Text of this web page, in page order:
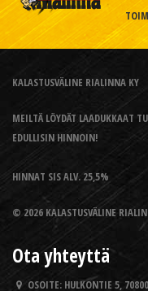
KALASTUSVÄLINE RIALINNA KY
MEILTÄ LÖYDÄT LAADUKKAAT
EDULLISIN HINNOIN!
HINNAT SIS ALV. 25,5%
© 2026 KALASTUSVÄLINE
Ota yhteyttä
OSOITE: HULKONTIE 5,